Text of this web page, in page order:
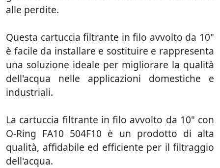
alle perdite.
Questa cartuccia filtrante in filo avvolto da 10"
è facile da installare e sostituire e rappresenta
una soluzione ideale per migliorare la qualità
dell'acqua nelle applicazioni domestiche e
industriali.
La cartuccia filtrante in filo avvolto da 10" con
O-Ring FA10 504F10 è un prodotto di alta
qualità, affidabile ed efficiente per il filtraggio
dell'acqua.